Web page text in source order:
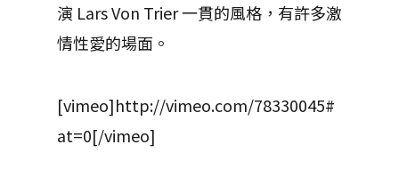
演 Lars Von Trier 一貫的風格，有許多激
情性愛的場面。
[vimeo]http://vimeo.com/78330045#
at=0[/vimeo]